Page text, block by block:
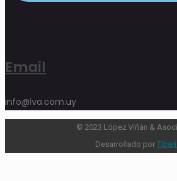
Email
info@lva.com.uy
© 2023 López Viñán &
Desarrollado por